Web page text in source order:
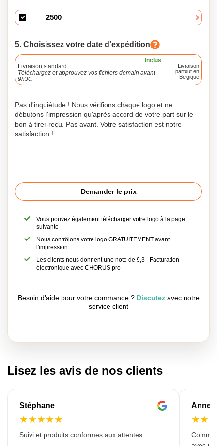
5. Choisissez votre date d'expédition
Inclus
Livraison standard
Téléchargez et approuvez vos fichiers demain avant
9h30.
Livraison
partout en
Belgique
Pas d'inquiétude ! Nous vérifions chaque logo et ne
débutons l'impression qu'après accord de votre part sur le
bon à tirer reçu. Pas avant. Votre satisfaction est notre
satisfaction !
Demander le prix
Vous pouvez également télécharger votre logo à la page
suivante
Nous contrôlons votre logo GRATUITEMENT avant
l'impression
Les clients nous donnent une note de 9,3 - Facturation
électronique avec CHORUS pro
Besoin d'aide pour votre commande ? Discutezavec notre
service client
Lisez les avis de nos clients
Stéphane
★★★★★
Suivi et produits conformes aux attentes
Anne-
★★